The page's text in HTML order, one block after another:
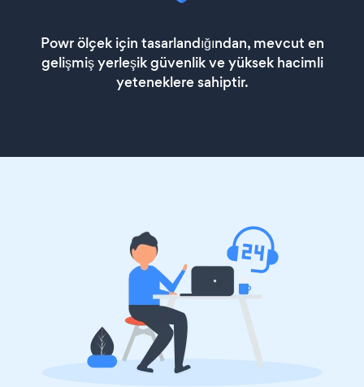
Powr ölçek için tasarlandığından, mevcut en
gelişmiş yerleşik güvenlik ve yüksek hacimli
yeteneklere sahiptir.